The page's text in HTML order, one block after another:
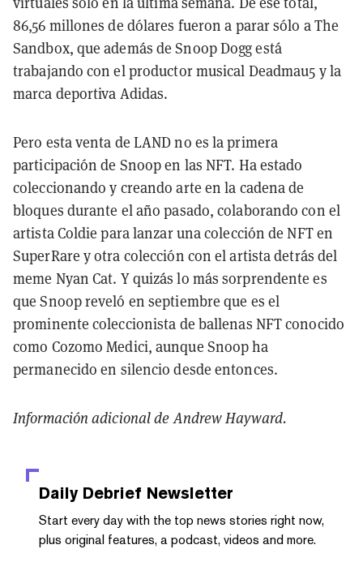
86,56 millones de dólares fueron a parar sólo a The
Sandbox, que además de Snoop Dogg está
trabajando con el productor musical Deadmau5 y la
marca deportiva Adidas.
Pero esta venta de LAND no es la primera
participación de Snoop en las NFT. Ha estado
coleccionando y creando arte en la cadena de
bloques durante el año pasado, colaborando con el
artista Coldie para lanzar una colección de NFT en
SuperRare y otra colección con el artista detrás del
meme Nyan Cat. Y quizás lo más sorprendente es
que Snoop reveló en septiembre que es el
prominente coleccionista de ballenas NFT conocido
como Cozomo Medici, aunque Snoop ha
permanecido en silencio desde entonces.
Información adicional de Andrew Hayward.
Daily Debrief Newsletter
Start every day with the top news stories right now,
plus original features, a podcast, videos and more.